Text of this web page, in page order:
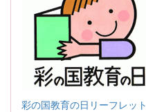
彩の国教育の日リーフレット